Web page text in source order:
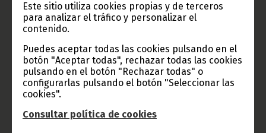
Este sitio utiliza cookies propias y de terceros
para analizar el tráfico y personalizar el
contenido.
Puedes aceptar todas las cookies pulsando en el
botón "Aceptar todas", rechazar todas las cookies
pulsando en el botón "Rechazar todas" o
configurarlas pulsando el botón "Seleccionar las
cookies".
Consultar política de cookies
Información de Guinea Ecuatorial
TVGE